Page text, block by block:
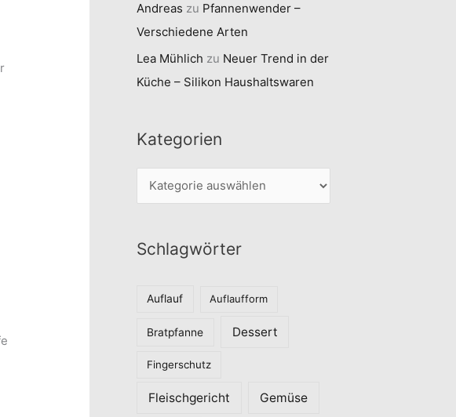
Andreas zu Pfannenwender –
Verschiedene Arten
Lea Mühlich zu Neuer Trend in der
Küche – Silikon Haushaltswaren
Kategorien
a
e
Schlagwörter
Auflauf Auflaufform
Bratpfanne Dessert
Fingerschutz
Fleischgericht Gemüse